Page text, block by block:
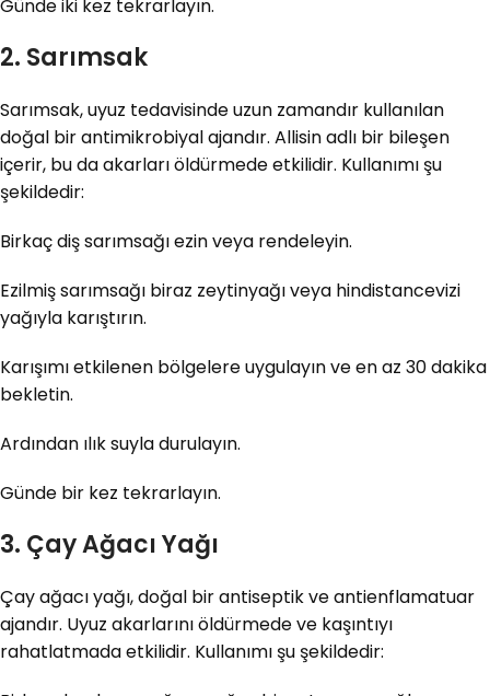
Günde iki kez tekrarlayın.
2. Sarımsak
Sarımsak, uyuz tedavisinde uzun zamandır kullanılan
doğal bir antimikrobiyal ajandır. Allisin adlı bir bileşen
içerir, bu da akarları öldürmede etkilidir. Kullanımı şu
şekildedir:
Birkaç diş sarımsağı ezin veya rendeleyin.
Ezilmiş sarımsağı biraz zeytinyağı veya hindistancevizi
yağıyla karıştırın.
Karışımı etkilenen bölgelere uygulayın ve en az 30 dakika
bekletin.
Ardından ılık suyla durulayın.
Günde bir kez tekrarlayın.
3. Çay Ağacı Yağı
Çay ağacı yağı, doğal bir antiseptik ve antienflamatuar
ajandır. Uyuz akarlarını öldürmede ve kaşıntıyı
rahatlatmada etkilidir. Kullanımı şu şekildedir: